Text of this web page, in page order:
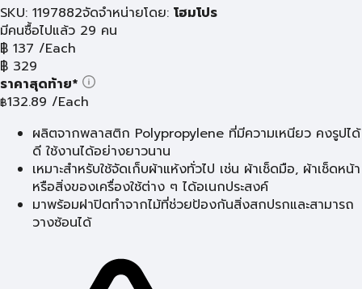
SKU: 1197882จัดจำหน่ายโดย: โฮมโปร
มีคนซื้อไปแล้ว 29 คน
฿ 137 /Each
฿ 329
ราคาสุดท้าย*
฿132.89 /Each
ผลิตจากพลาสติก Polypropylene ที่มีความเหนียว คงรูปได้
ดี ใช้งานได้อย่างยาวนาน
เหมาะสำหรับใช้จัดเก็บผ้าแห้งทั่วไป เช่น ผ้าเช็ดมือ, ผ้าเช็ดหน้า
หรือสิ่งของเครื่องใช้ต่าง ๆ ได้อเนกประสงค์
มาพร้อมฝาปิดทำจากไม้ที่ช่วยป้องกันสิ่งสกปรกและสามารถ
วางซ้อนได้